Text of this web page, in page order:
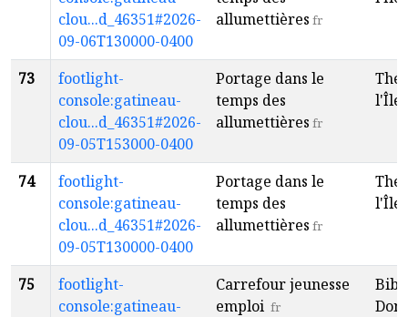
clou...d_46351#2026-
09-06T130000-0400
allumettières fr
73
footlight-
console:gatineau-
clou...d_46351#2026-
09-05T153000-0400
Portage dans le
temps des
allumettières fr
l'Île
74
footlight-
console:gatineau-
clou...d_46351#2026-
09-05T130000-0400
Portage dans le
temps des
allumettières fr
l'Île
75
footlight-
console:gatineau-
Carrefour jeunesse
emploi fr